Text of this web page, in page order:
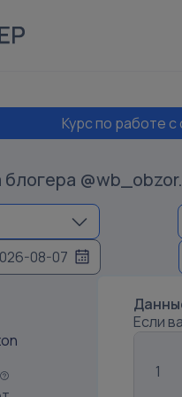
Курс по работе
блогера
08-07
Если
1